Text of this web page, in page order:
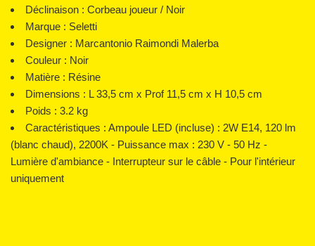
Déclinaison : Corbeau joueur / Noir
Marque : Seletti
Designer : Marcantonio Raimondi Malerba
Couleur : Noir
Matière : Résine
Dimensions : L 33,5 cm x Prof 11,5 cm x H 10,5 cm
Poids : 3.2 kg
Caractéristiques : Ampoule LED (incluse) : 2W E14, 120 lm
(blanc chaud), 2200K - Puissance max : 230 V - 50 Hz -
Lumière d'ambiance - Interrupteur sur le câble - Pour l'intérieur
uniquement